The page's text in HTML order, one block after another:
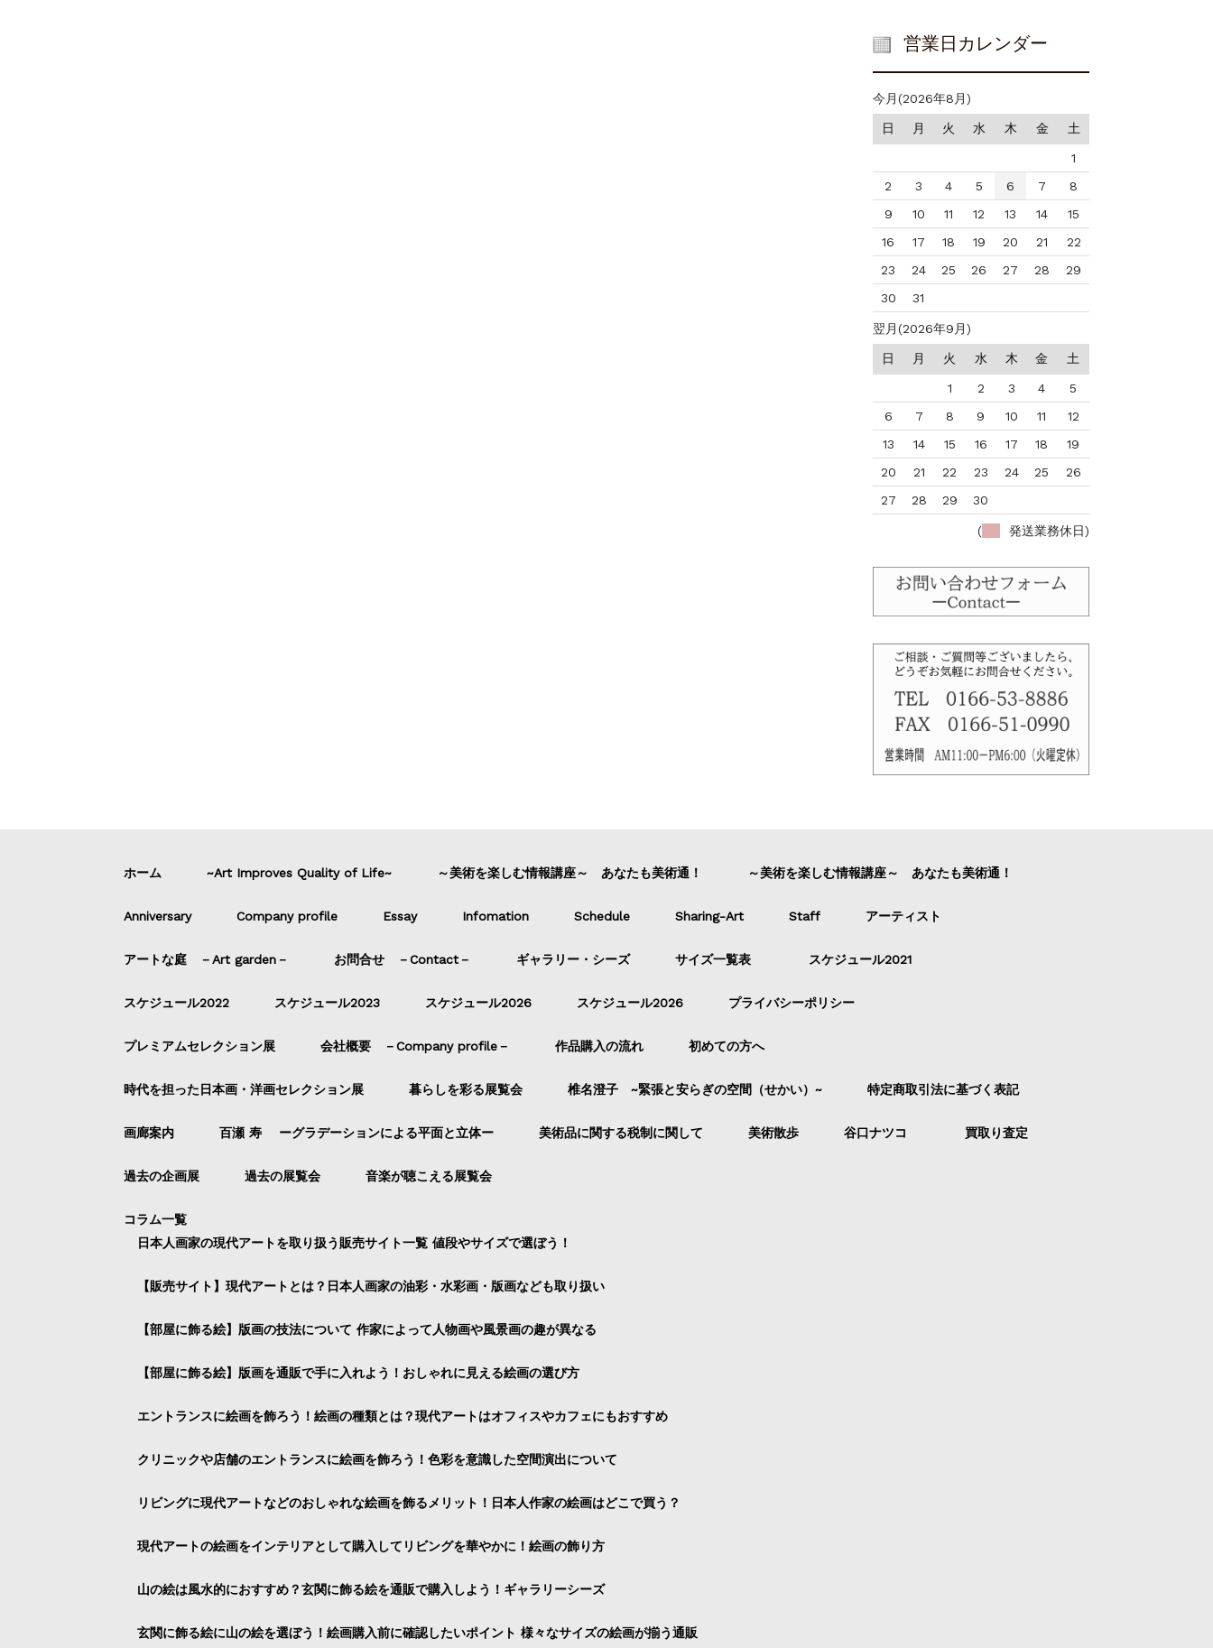
営業日カレンダー
今月(2026年8月)
日 月 火 水 木 金 土
1
2
3 4 5 6 7
8
9
10 11 12 13 14
15
16
17 18 19 20 21
22
23
24 25 26 27 28
29
30
31
翌月(2026年9月)
日 月 火 水 木 金 土
1 2 3 4
5
6
7 8 9 10 11
12
13
14 15 16 17 18
19
20
21 22 23 24 25
26
27
28 29 30
( 発送業務休日)
ホーム ~Art Improves Quality of Life~ ～美術を楽しむ情報講座～ あなたも美術通！ ～美術を楽しむ情報講座～ あなたも美術通！
Anniversary Company profile Essay Infomation Schedule Sharing-Art Staff アーティスト
アートな庭 －Art garden－ お問合せ －Contact－ ギャラリー・シーズ サイズ一覧表 スケジュール2021
スケジュール2022 スケジュール2023 スケジュール2026 スケジュール2026 プライバシーポリシー
プレミアムセレクション展 会社概要 －Company profile－ 作品購入の流れ 初めての方へ
時代を担った日本画・洋画セレクション展 暮らしを彩る展覧会 椎名澄子 ~緊張と安らぎの空間（せかい）~ 特定商取引法に基づく表記
画廊案内 百瀬 寿 ーグラデーションによる平面と立体ー 美術品に関する税制に関して 美術散歩 谷口ナツコ 買取り査定
過去の企画展 過去の展覧会 音楽が聴こえる展覧会
コラム一覧
日本人画家の現代アートを取り扱う販売サイト一覧 値段やサイズで選ぼう！
【販売サイト】現代アートとは？日本人画家の油彩・水彩画・版画なども取り扱い
【部屋に飾る絵】版画の技法について 作家によって人物画や風景画の趣が異なる
【部屋に飾る絵】版画を通販で手に入れよう！おしゃれに見える絵画の選び方
エントランスに絵画を飾ろう！絵画の種類とは？現代アートはオフィスやカフェにもおすすめ
クリニックや店舗のエントランスに絵画を飾ろう！色彩を意識した空間演出について
リビングに現代アートなどのおしゃれな絵画を飾るメリット！日本人作家の絵画はどこで買う？
現代アートの絵画をインテリアとして購入してリビングを華やかに！絵画の飾り方
山の絵は風水的におすすめ？玄関に飾る絵を通販で購入しよう！ギャラリーシーズ
玄関に飾る絵に山の絵を選ぼう！絵画購入前に確認したいポイント 様々なサイズの絵画が揃う通販